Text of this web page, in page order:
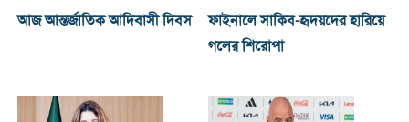
আজ আন্তর্জাতিক আদিবাসী দিবস
ফাইনালে সাকিব-হৃদয়দের হারিয়ে
গলের শিরোপা